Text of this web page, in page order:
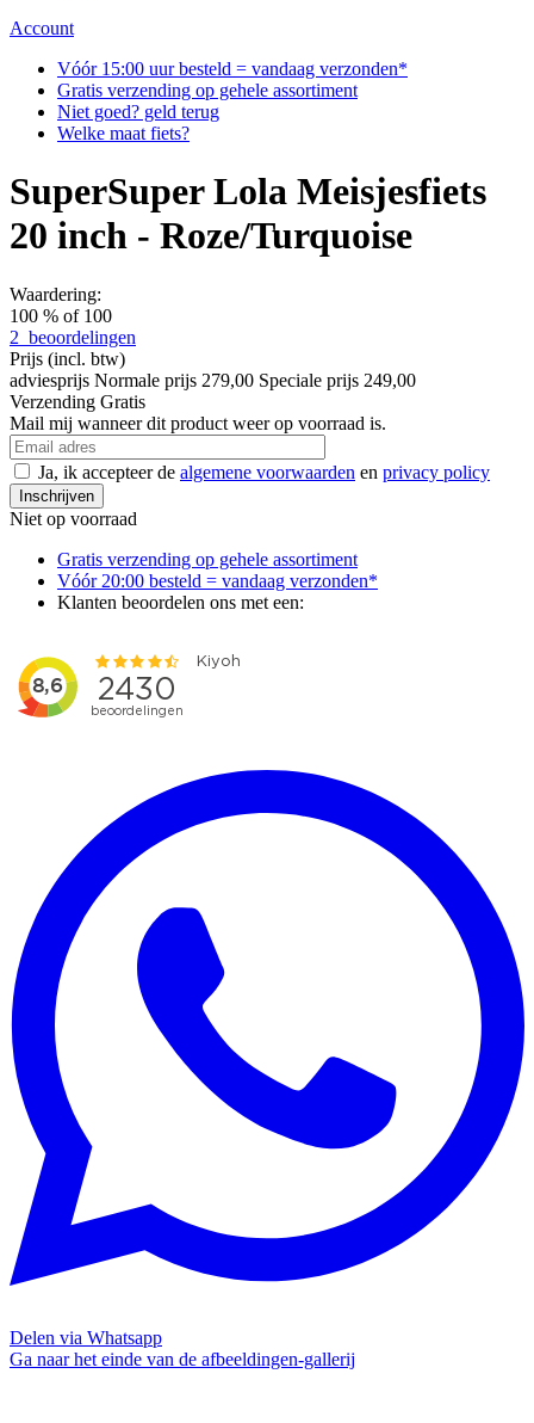
Account
Vóór 15:00 uur besteld = vandaag verzonden*
Gratis verzending op gehele assortiment
Niet goed? geld terug
Welke maat fiets?
SuperSuper Lola Meisjesfiets
20 inch - Roze/Turquoise
Waardering:
100 % of 100
2 beoordelingen
Prijs (incl. btw)
adviesprijs Normale prijs 279,00 Speciale prijs 249,00
Verzending Gratis
Mail mij wanneer dit product weer op voorraad is.
Ja, ik accepteer de algemene voorwaarden en privacy policy
Inschrijven
Niet op voorraad
Gratis verzending op gehele assortiment
Vóór 20:00 besteld = vandaag verzonden*
Klanten beoordelen ons met een:
Delen via Whatsapp
Ga naar het einde van de afbeeldingen-gallerij